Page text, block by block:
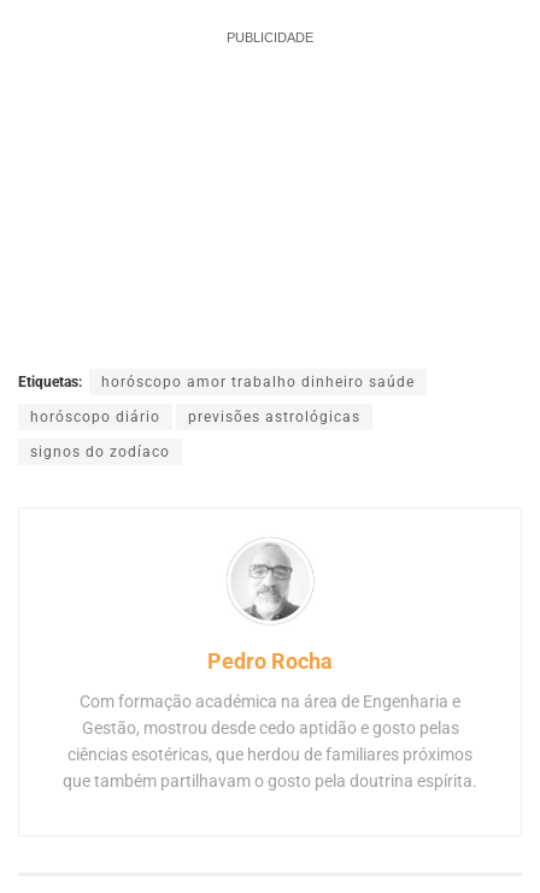
PUBLICIDADE
Etiquetas: horóscopo amor trabalho dinheiro saúde
horóscopo diário previsões astrológicas
signos do zodíaco
Pedro Rocha
Com formação académica na área de Engenharia e
Gestão, mostrou desde cedo aptidão e gosto pelas
ciências esotéricas, que herdou de familiares próximos
que também partilhavam o gosto pela doutrina espírita.